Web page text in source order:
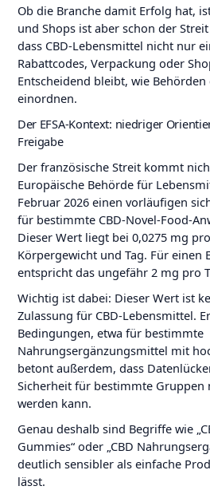
Ob die Branche damit Erfolg hat,
und Shops ist aber schon der
dass CBD-Lebensmittel nicht nur
Rabattcodes, Verpackung oder
Entscheidend bleibt, wie
einordnen.
Der EFSA-Kontext: niedriger
Freigabe
Der französische Streit kommt
Europäische Behörde für
Februar 2026 einen vorläufigen
für bestimmte CBD-Novel-Food-
Dieser Wert liegt bei 0,0275 mg
Körpergewicht und Tag. Für einen
entspricht das ungefähr 2 mg pro
Wichtig ist dabei: Dieser Wert ist
Zulassung für CBD-Lebensmittel.
Bedingungen, etwa für bestimmte
Nahrungsergänzungsmittel mit
betont außerdem, dass
Sicherheit für bestimmte Gruppen
werden kann.
Genau deshalb sind Begriffe wie
Gummies“ oder „CBD
deutlich sensibler als einfache
lässt.